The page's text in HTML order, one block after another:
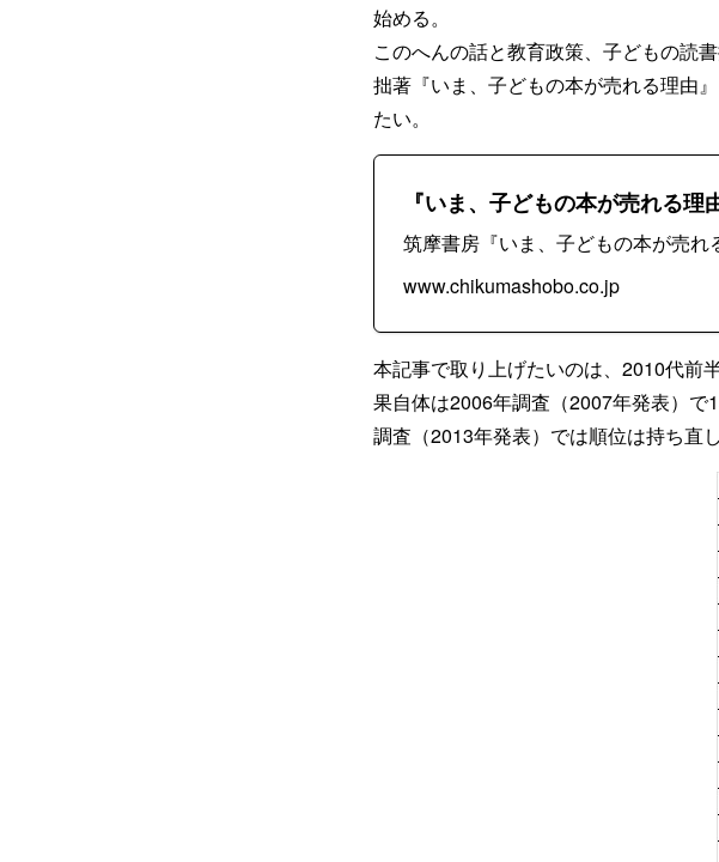
始める。
このへんの話と教育政策、子どもの読
拙著『いま、子どもの本が売れる理由
たい。
『いま、子どもの本が売れる
筑摩書房『いま、子どもの本が売れ
www.chikumashobo.co.jp
本記事で取り上げたいのは、2010代前
果自体は2006年調査（2007年発表）
調査（2013年発表）では順位は持ち直